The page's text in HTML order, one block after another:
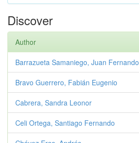
Discover
Author
Barrazueta Samaniego, Juan Fernando
Bravo Guerrero, Fabián Eugenio
Cabrera, Sandra Leonor
Celi Ortega, Santiago Fernando